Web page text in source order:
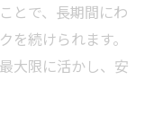
とで、長期間にわ
を続けられます。
大限に活かし、安